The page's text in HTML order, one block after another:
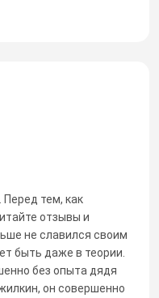
Перед тем, как
отзывы и
не славился своим
быть даже в теории.
без опыта дядя
он совершенно